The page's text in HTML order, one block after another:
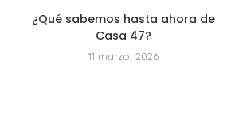
¿Qué sabemos hasta ahora de
Casa 47?
11 marzo, 2026